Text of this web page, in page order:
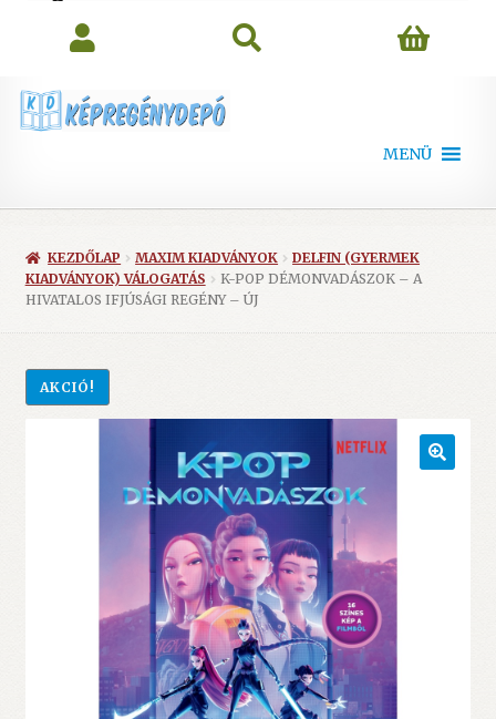
MENÜ
KEZDŐLAP MAXIM KIADVÁNYOK
DELFIN (GYERMEK
KIADVÁNYOK) VÁLOGATÁS
K-POP DÉMONVADÁSZOK – A
HIVATALOS IFJÚSÁGI REGÉNY – ÚJ
AKCIÓ!